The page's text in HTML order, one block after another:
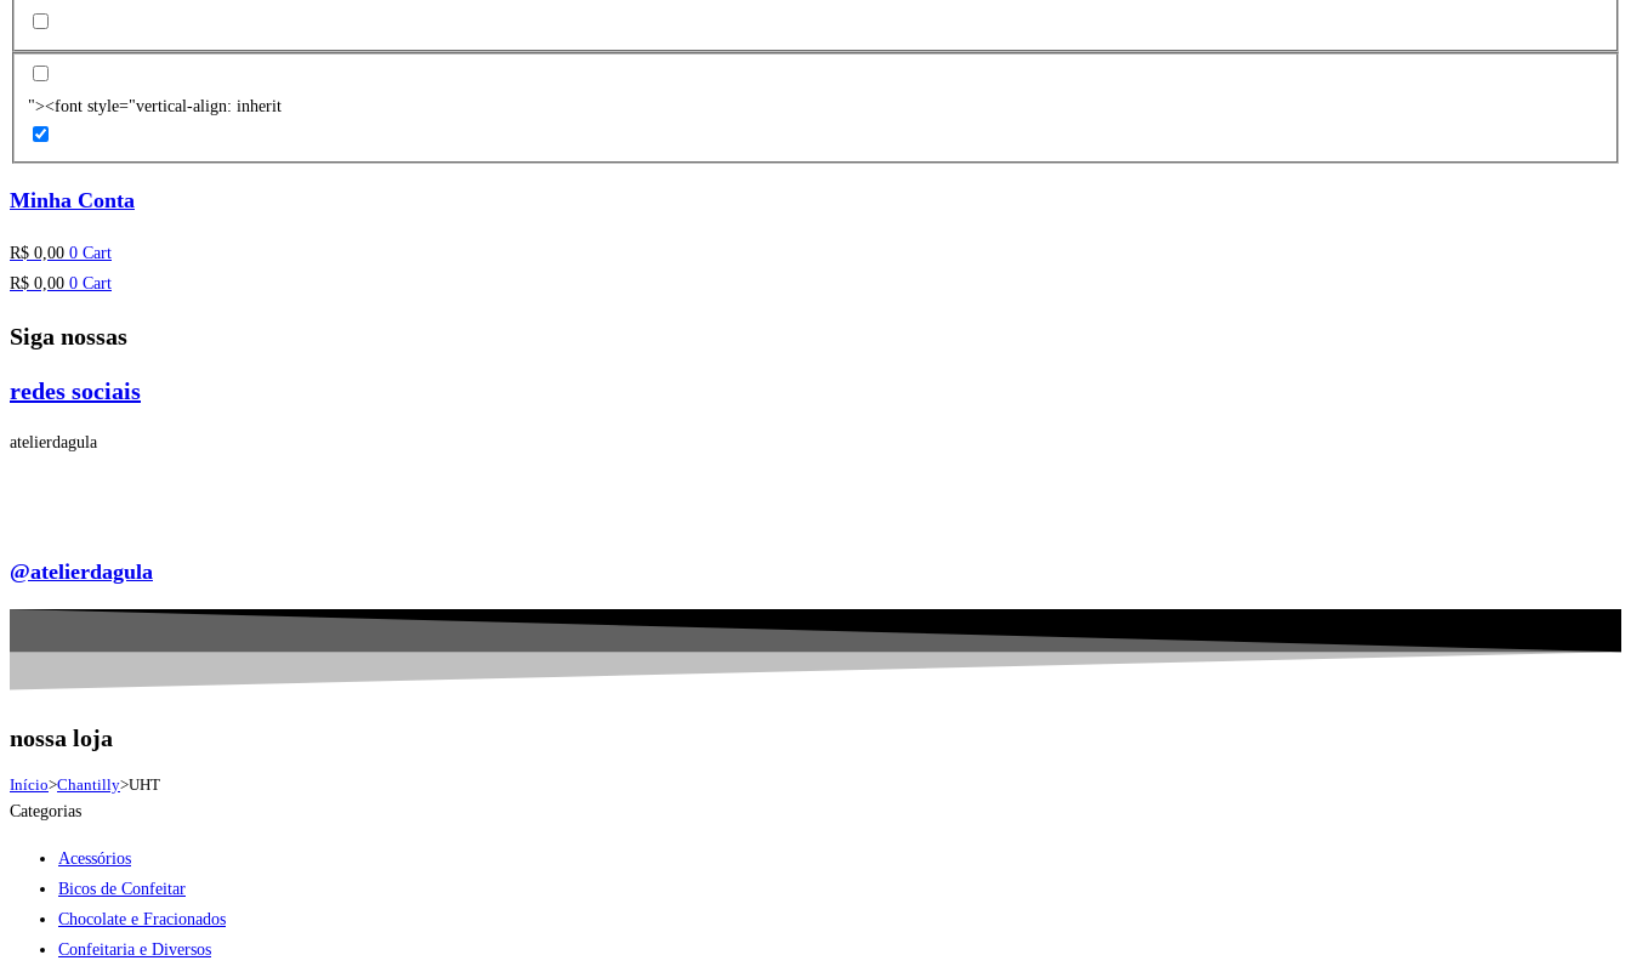
"><font style="vertical-align: inherit
Minha Conta
R$ 0,00 0 Cart
R$ 0,00 0 Cart
Siga nossas
redes sociais
atelierdagula
@atelierdagula
nossa loja
Início>Chantilly>UHT
Categorias
Acessórios
Bicos de Confeitar
Chocolate e Fracionados
Confeitaria e Diversos